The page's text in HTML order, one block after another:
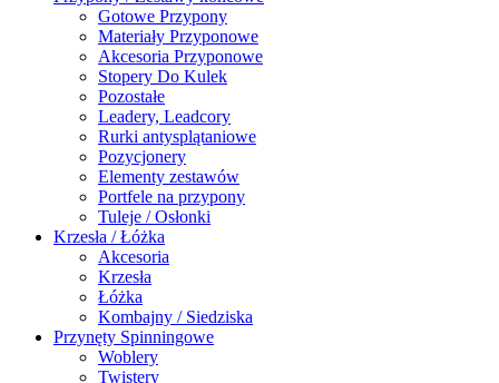
Gotowe Przypony
Materiały Przyponowe
Akcesoria Przyponowe
Stopery Do Kulek
Pozostałe
Leadery, Leadcory
Rurki antysplątaniowe
Pozycjonery
Elementy zestawów
Portfele na przypony
Tuleje / Osłonki
Krzesła / Łóżka
Akcesoria
Krzesła
Łóżka
Kombajny / Siedziska
Przynęty Spinningowe
Woblery
Twistery